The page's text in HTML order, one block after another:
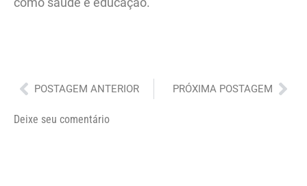
Anterior
POSTAGEM ANTERIOR PRÓXIMA POSTAGEM
Deixe seu comentário